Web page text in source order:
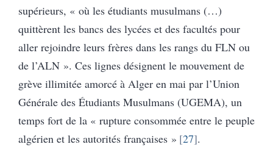
supérieurs, « où les étudiants musulmans (…)
quittèrent les bancs des lycées et des facultés pour
aller rejoindre leurs frères dans les rangs du FLN ou
de l’ALN ». Ces lignes désignent le mouvement de
grève illimitée amorcé à Alger en mai par l’Union
Générale des Étudiants Musulmans (UGEMA), un
temps fort de la « rupture consommée entre le peuple
algérien et les autorités françaises » 27 .